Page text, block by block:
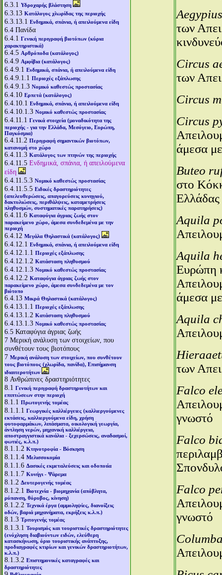
6.3.1 Υδροχαρής βλάστηση
6.3.13 Κατάλογος χλωρίδας της περιοχής
6.3.13.1 Ενδημικά, σπάνια, ή απειλούμενα είδη
6.4 Πανίδα
6.4.1 Γενική περιγραφή βιοτόπων (κύρια
χαρακτηριστικά)
6.4.5 Αρθρόποδα (κατάλογος)
6.4.9 Αμφίβια (κατάλογος)
6.4.9.1 Ενδημικά, σπάνια, ή απειλούμενα είδη
6.4.9.1.1 Περιοχές εξάπλωσης
6.4.9.1.3 Νομικό καθεστώς προστασίας
6.4.10 Ερπετά (κατάλογος)
6.4.10.1 Ενδημικά, σπάνια, ή απειλούμενα είδη
6.4.10.1.3 Νομικό καθεστώς προστασίας
6.4.11.1 Γενικά στοιχεία (μοναδικότητα της
περιοχής - για την Ελλάδα, Μεσόγειο, Ευρώπη,
Παγκόσμια)
6.4.11.2 Περιγραφή σημαντικών βιοτόπων,
κατανομή στο χώρο
6.4.11.3 Κατάλογος των πτηνών της περιοχής
6.4.11.5 Ενδημικά, σπάνια, ή απειλούμενα
είδη
6.4.11.5.3 Νομικό καθεστώς προστασίας
6.4.11.5.5 Ειδικές δραστηριότητες
(απελευθερώσεις, απαγορεύσεις κυνηγιού,
δακτυλιώσεις, περιθάλψεις, καταμετρήσεις
πληθυσμών, συστηματικές παρατηρήσεις)
6.4.11.6 Καταφύγια άγριας ζωής στον
παρακείμενο χώρο, άμεσα συνδεδεμένα με την
περιοχή
6.4.12 Μεγάλα Θηλαστικά (κατάλογος)
6.4.12.1 Ενδημικά, σπάνια, ή απειλούμενα είδη
6.4.12.1.1 Περιοχές εξάπλωσης
6.4.12.1.2 Κατάσταση πληθυσμού
6.4.12.1.3 Νομικό καθεστώς προστασίας
6.4.12.2 Καταφύγια άγριας ζωής στον
παρακείμενο χώρο, άμεσα συνδεδεμένα με τον
βιότοπο
6.4.13 Μικρά Θηλαστικά (κατάλογος)
6.4.13.1.1 Περιοχές εξάπλωσης
6.4.13.1.2 Κατάσταση πληθυσμού
6.4.13.1.3 Νομικό καθεστώς προστασίας
6.5 Καταφύγια άγριας ζωής
7 Μερική ανάλυση των στοιχείων, που
συνθέτουν τους βιοτόπους
7 Μερική ανάλυση των στοιχείων, που συνθέτουν
τους βιοτόπους (χλωρίδα, πανίδα), Επισήμανση
ιδιαιτεροτήτων
8 Ανθρώπινες δραστηριότητες
8.1 Γενική περιγραφή δραστηριοτήτων και
επιπτώσεων στην περιοχή
8.1.1 Πρωτογενής τομέας
8.1.1.1 Γεωργικές καλλιέργειες (καλλιεργούμενες
εκτάσεις, καλλιεργούμενα είδη, χρήση
φυτοφαρμάκων, λιπάσματα, οικολογική γεωργία,
άντληση νερών, μηχανική καλλιέργεια,
αποστραγγιστικά κανάλια - ξεχερσώσεις, αναδασμοί,
φωτιές, κ.λ.π.)
8.1.1.2 Κτηνοτροφία - Βόσκηση
8.1.1.4 Μελισσοκομία
8.1.1.6 Δασικές εκμεταλεύσεις και οδοποιία
8.1.1.7 Κυνήγι - Ψάρεμα
8.1.2 Δευτερογενής τομέας
8.1.2.1 Βιοτεχνία - βιομηχανία (απόβλητα,
ρύπανση, θόρυβος, κίνηση)
8.1.2.2 Τεχνικά έργα (αμμοληψίες, διανοίξεις
οδών, βαριά μηχανήματα, εκρήξεις κ.λ.π.)
8.1.3 Τριτογενής τομέας
8.1.3.1 Τουρισμός και τουριστικές δραστηριότητες
(ενόχληση διαβιούντων ειδών, ελεύθερη
κατασκήνωση, όριο τουριστικής ανάπτυξης,
προδιαγραφές κτιρίων και γενικών δραστηριοτήτων,
κ.λ.π.)
8.1.3.2 Επιστημονικές καταγραφές και
δραστηριότητες
των
Circus
των
Circus
Circus
άμεσα
Buteo
στο
Ελλάδας
Aquila
Aquila
Ευρώπη
άμεσα
Aquila
των
Falco
γνωστό
Falco
Falco
γνωστό